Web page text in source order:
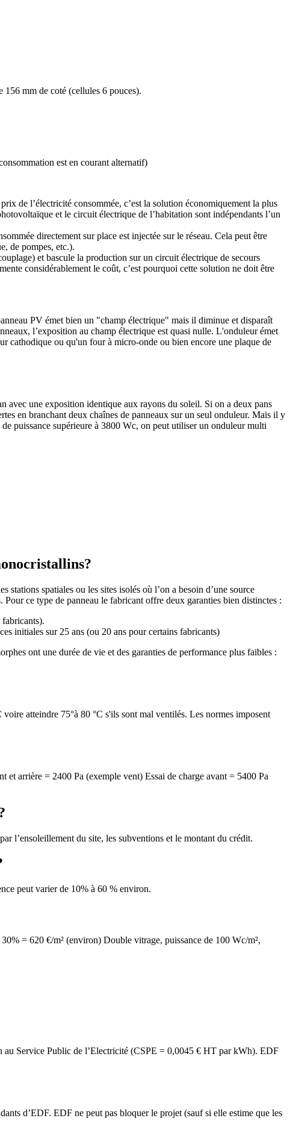
156 mm de coté (cellules 6 pouces).
est en courant alternatif)
de l’électricité consommée, c’est la solution économiquement la plus
et le circuit électrique de l’habitation sont indépendants l’un
directement sur place est injectée sur le réseau. Cela peut être
de pompes, etc.).
et bascule la production sur un circuit électrique de secours
considérablement le coût, c’est pourquoi cette solution ne doit être
PV émet bien un "champ électrique" mais il diminue et disparaît
l’exposition au champ électrique est quasi nulle. L'onduleur émet
cathodique ou qu'un four à micro-onde ou bien encore une plaque de
avec une exposition identique aux rayons du soleil. Si on a deux pans
en branchant deux chaînes de panneaux sur un seul onduleur. Mais il y
puissance supérieure à 3800 Wc, on peut utiliser un onduleur multi
spatiales ou les sites isolés où l’on a besoin d’une source
ce type de panneau le fabricant offre deux garanties bien distinctes :
initiales sur 25 ans (ou 20 ans pour certains fabricants)
ont une durée de vie et des garanties de performance plus faibles :
atteindre 75°à 80 °C s'ils sont mal ventilés. Les normes imposent
et arrière = 2400 Pa (exemple vent) Essai de charge avant = 5400 Pa
l’ensoleillement du site, les subventions et le montant du crédit.
peut varier de 10% à 60 % environ.
= 620 €/m² (environ) Double vitrage, puissance de 100 Wc/m²,
au Service Public de l’Electricité (CSPE = 0,0045 € HT par kWh). EDF
d’EDF. EDF ne peut pas bloquer le projet (sauf si elle estime que les